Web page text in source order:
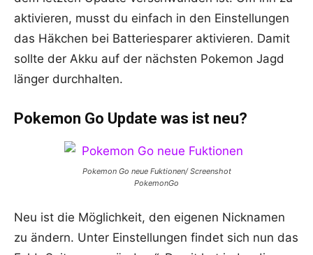
aktivieren, musst du einfach in den Einstellungen
das Häkchen bei Batteriesparer aktivieren. Damit
sollte der Akku auf der nächsten Pokemon Jagd
länger durchhalten.
Pokemon Go Update was ist neu?
Pokemon Go neue Fuktionen/ Screenshot
PokemonGo
Neu ist die Möglichkeit, den eigenen Nicknamen
zu ändern. Unter Einstellungen findet sich nun das